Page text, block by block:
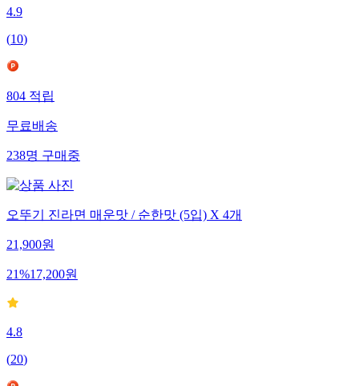
4.9
(10)
804적립
무료배송
238명구매중
오뚜기 진라면 매운맛 / 순한맛 (5입) X 4개
21,900원
21%17,200원
4.8
(20)